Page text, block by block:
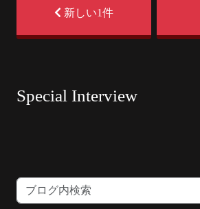
新しい1件
Special Interview